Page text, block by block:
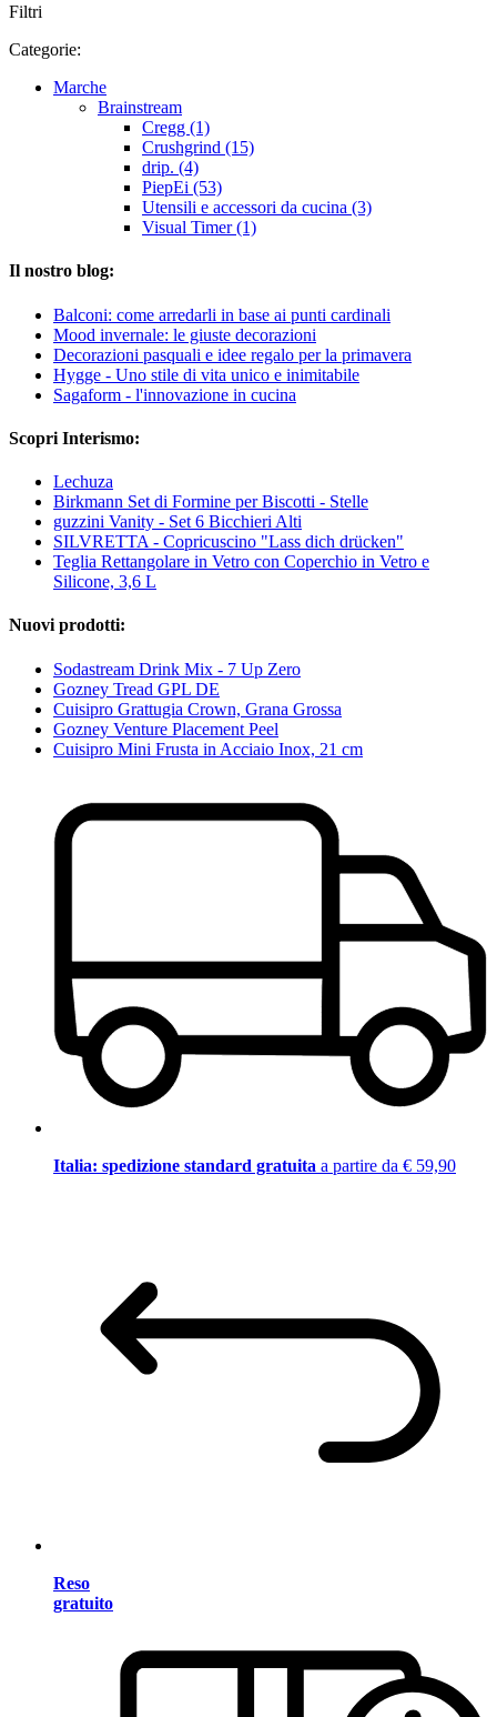
Filtri
Categorie:
Marche
Brainstream
Cregg (1)
Crushgrind (15)
drip. (4)
PiepEi (53)
Utensili e accessori da cucina (3)
Visual Timer (1)
Il nostro blog:
Balconi: come arredarli in base ai punti cardinali
Mood invernale: le giuste decorazioni
Decorazioni pasquali e idee regalo per la primavera
Hygge - Uno stile di vita unico e inimitabile
Sagaform - l'innovazione in cucina
Scopri Interismo:
Lechuza
Birkmann Set di Formine per Biscotti - Stelle
guzzini Vanity - Set 6 Bicchieri Alti
SILVRETTA - Copricuscino "Lass dich drücken"
Teglia Rettangolare in Vetro con Coperchio in Vetro e
Silicone, 3,6 L
Nuovi prodotti:
Sodastream Drink Mix - 7 Up Zero
Gozney Tread GPL DE
Cuisipro Grattugia Crown, Grana Grossa
Gozney Venture Placement Peel
Cuisipro Mini Frusta in Acciaio Inox, 21 cm
Italia: spedizione standard gratuita a partire da € 59,90
Reso
gratuito